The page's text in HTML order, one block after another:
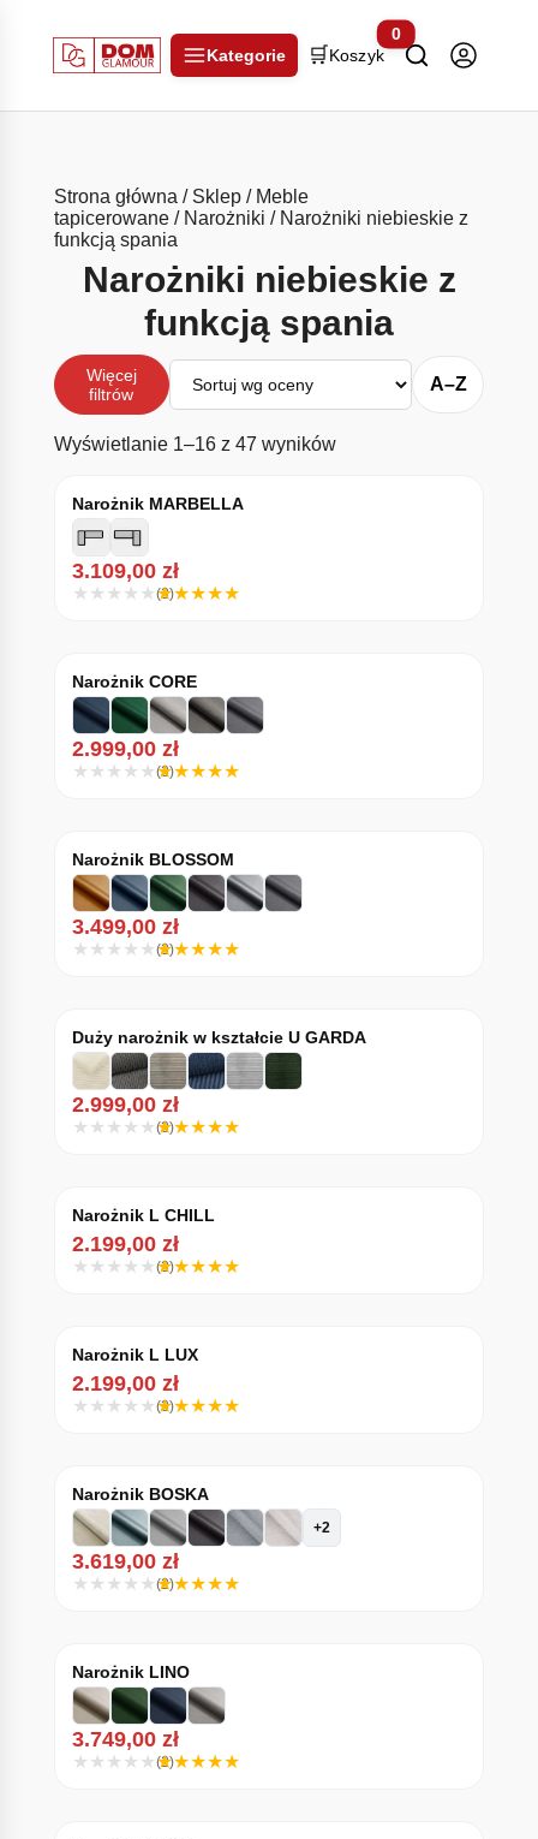
Kategorie 🛒 Koszyk
0
Strona główna / Sklep/ Meble
tapicerowane/ Narożniki / Narożniki niebieskie z
funkcją spania
Narożniki niebieskie z
funkcją spania
Więcej
filtrów
Sortuj
A–Z
Wyświetlanie 1–16 z 47 wynikówPosortowane według
Narożnik MARBELLA
3.109,00 zł
(3)
Narożnik CORE
2.999,00 zł
(3)
Narożnik BLOSSOM
3.499,00 zł
(3)
Duży narożnik w kształcie U GARDA
2.999,00 zł
(3)
Narożnik L CHILL
2.199,00 zł
(3)
Narożnik L LUX
2.199,00 zł
(3)
Narożnik BOSKA
+2
3.619,00 zł
(2)
Narożnik LINO
3.749,00 zł
(2)